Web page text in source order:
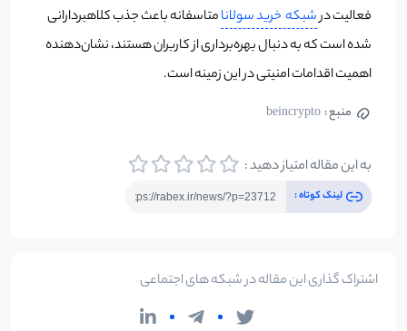
فعالیت درشبکه خرید سولانامتاسفانه باعث جذب کلاهبردارانی
شده است که به دنبال بهره‌برداری از کاربران هستند، نشان‌دهنده
اهمیت اقدامات امنیتی در این زمینه است.
منبع : beincrypto
به این مقاله امتیاز دهید :
لینک کوتاه :
اشتراک گذاری این مقاله در شبکه های اجتماعی